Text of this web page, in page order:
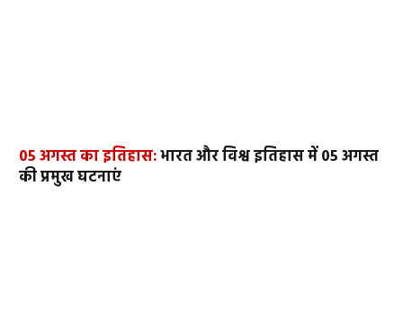
05 अगस्त का इतिहास:भारत और विश्व इतिहास में 05 अगस्त
की प्रमुख घटनाएं